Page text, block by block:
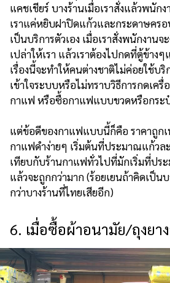
แคชเชียร์ บางร้านเมื่อเราสั่งแล้วพนักง
เราแค่หยิบฝาปิดแก้วและกระดาษคร
เป็นบริการตัวเอง เมื่อเราสั่งพนักงานจ
เปล่าให้เรา แล้วเราต้องไปกดที่ตู้ข้างๆ
เรื่องนี้จะทำให้คนต่างชาติไม่ค่อยใช้บริ
เข้าใจระบบหรือไม่ทราบวิธีการกดเค
กาแฟ หรือซื้อกาแฟแบบขวดหรือกระ
แต่ข้อดีของกาแฟแบบนี้ก็คือ ราคาถูกเ
กาแฟดำง่ายๆ เริ่มต้นที่ประมาณแก้วล
เทียบกับร้านกาแฟทั่วไปที่มักเริ่มที่ปร
แล้วจะถูกกว่ามาก (ร้อยเยนถ้าคิดเป็
กว่าบางร้านที่ไทยเสียอีก)
6. เมื่อซื้อผ้าอนามัย/ถุงยา